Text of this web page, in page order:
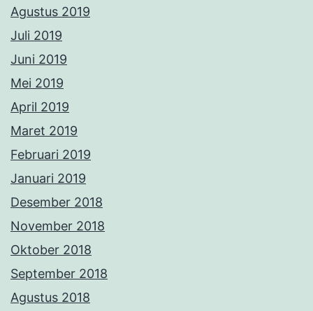
Agustus 2019
Juli 2019
Juni 2019
Mei 2019
April 2019
Maret 2019
Februari 2019
Januari 2019
Desember 2018
November 2018
Oktober 2018
September 2018
Agustus 2018